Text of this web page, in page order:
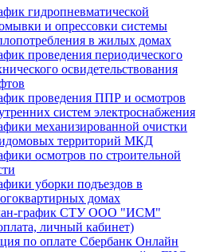
гидропневматической
и опрессовки системы
в жилых домах
проведения периодического
освидетельствования
проведения ППР и осмотров
систем электроснабжения
механизированной очистки
территорий МКД
осмотров по строительной
уборки подъездов в
домах
график СТУ ООО "ИСМ"
личный кабинет)
по оплате Сбербанк Онлайн